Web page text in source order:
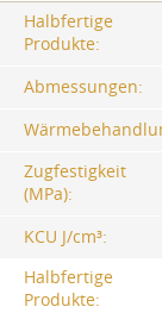
Halbfertige
Produkte:
Abmessungen:
Zugfestigkeit
(MPa):
KCU J/cm³:
Halbfertige
Produkte: